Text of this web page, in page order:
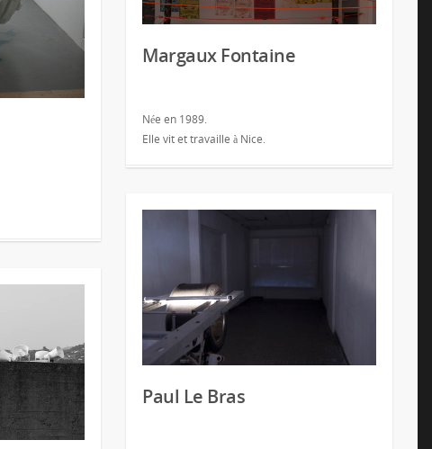
Margaux Fontaine
Née en 1989.
Elle vit et travaille à Nice.
Paul Le Bras